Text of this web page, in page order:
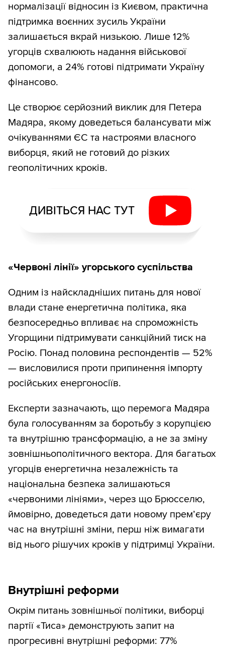
нормалізації відносин із Києвом, практична
підтримка воєнних зусиль України
залишається вкрай низькою. Лише 12%
угорців схвалюють надання військової
допомоги, а 24% готові підтримати Україну
фінансово.
Це створює серйозний виклик для Петера
Мадяра, якому доведеться балансувати між
очікуваннями ЄС та настроями власного
виборця, який не готовий до різких
геополітичних кроків.
ДИВІТЬСЯ НАС ТУТ
«Червоні лінії» угорського суспільства
Одним із найскладніших питань для нової
влади стане енергетична політика, яка
безпосередньо впливає на спроможність
Угорщини підтримувати санкційний тиск на
Росію. Понад половина респондентів — 52%
— висловилися проти припинення імпорту
російських енергоносіїв.
Експерти зазначають, що перемога Мадяра
була голосуванням за боротьбу з корупцією
та внутрішню трансформацію, а не за зміну
зовнішньополітичного вектора. Для багатьох
угорців енергетична незалежність та
національна безпека залишаються
«червоними лініями», через що Брюсселю,
ймовірно, доведеться дати новому прем’єру
час на внутрішні зміни, перш ніж вимагати
від нього рішучих кроків у підтримці України.
Внутрішні реформи
Окрім питань зовнішньої політики, виборці
партії «Тиса» демонструють запит на
прогресивні внутрішні реформи: 77%